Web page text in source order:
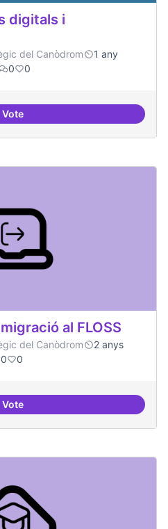
digitals i
del Canòdrom
1 any
0 0
VoteSuport a projectes digitals i
al FLOSS
del Canòdrom
2 anys
0 0
VoteServei estable de migració al